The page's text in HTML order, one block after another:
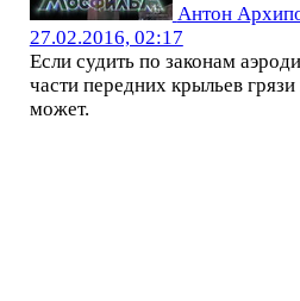
Антон
27.02.2016, 02:17
Если судить по законам
части передних крыльев
может.